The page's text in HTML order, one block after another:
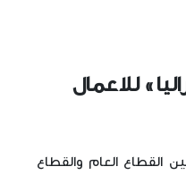
» للاعمال
القطاع العام والقطاع